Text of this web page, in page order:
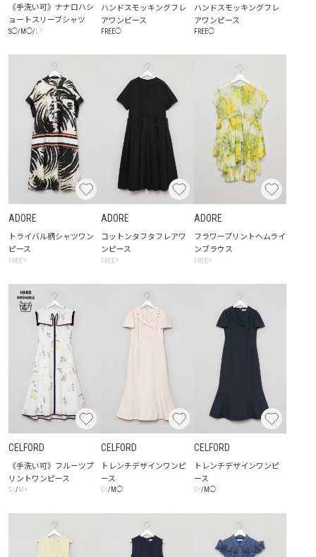
《手洗い可》ナナロハシ
ョートスリーブシャツ
S◯/M◯/ ☓
ハンドスモッキングフレ
アワンピース
FREE◯
ハンドスモッキングフレ
アワンピース
FREE◯
ADORE
トライバル柄シャツワン
ピース
FREE☓
ADORE
コットンタフタフレアワ
ンピース
FREE☓
ADORE
フラワープリントヘムライ
ンブラウス
FREE☓
CELFORD
《手洗い可》フルーツプ
リントワンピース
S☓/M ☓
CELFORD
トレンチデザインワンピ
ース
S☓/M◯
CELFORD
トレンチデザインワンピ
ース
S☓/M◯